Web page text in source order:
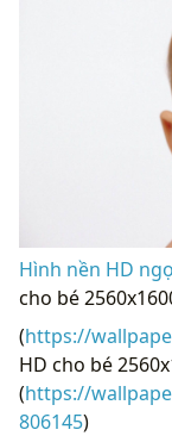
Hình nền HD
cho bé
(https://
HD cho bé
(https://
806145)